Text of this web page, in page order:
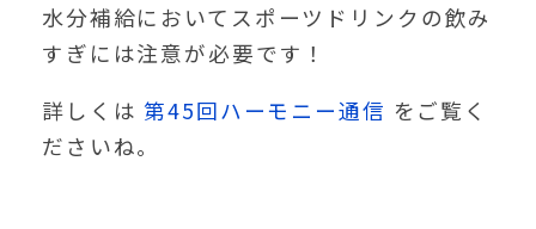
水分補給においてスポーツドリンクの飲み
すぎには注意が必要です！
詳しくは第45回ハーモニー通信 をご覧く
ださいね。